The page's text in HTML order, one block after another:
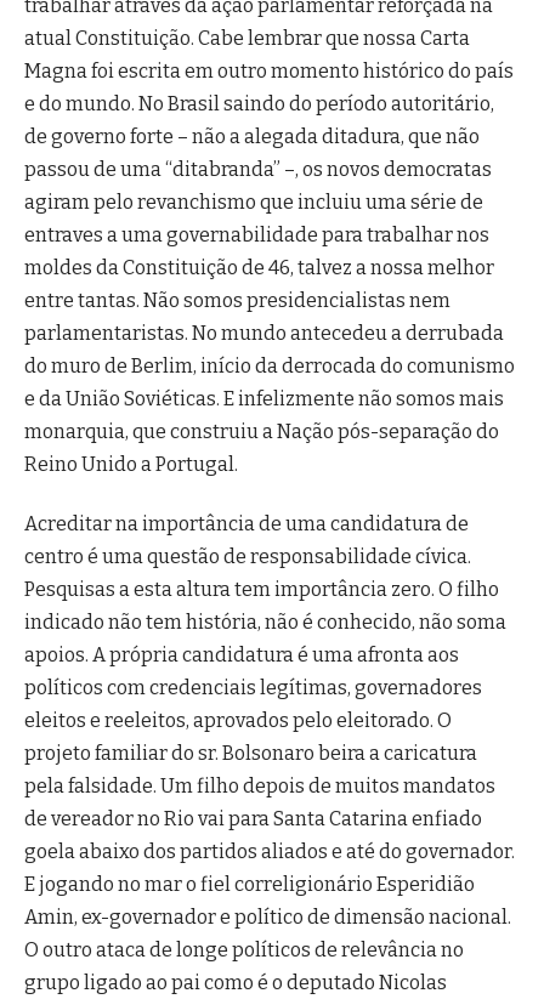
trabalhar através da ação parlamentar reforçada na
atual Constituição. Cabe lembrar que nossa Carta
Magna foi escrita em outro momento histórico do país
e do mundo. No Brasil saindo do período autoritário,
de governo forte – não a alegada ditadura, que não
passou de uma “ditabranda” –, os novos democratas
agiram pelo revanchismo que incluiu uma série de
entraves a uma governabilidade para trabalhar nos
moldes da Constituição de 46, talvez a nossa melhor
entre tantas. Não somos presidencialistas nem
parlamentaristas. No mundo antecedeu a derrubada
do muro de Berlim, início da derrocada do comunismo
e da União Soviéticas. E infelizmente não somos mais
monarquia, que construiu a Nação pós-separação do
Reino Unido a Portugal.
Acreditar na importância de uma candidatura de
centro é uma questão de responsabilidade cívica.
Pesquisas a esta altura tem importância zero. O filho
indicado não tem história, não é conhecido, não soma
apoios. A própria candidatura é uma afronta aos
políticos com credenciais legítimas, governadores
eleitos e reeleitos, aprovados pelo eleitorado. O
projeto familiar do sr. Bolsonaro beira a caricatura
pela falsidade. Um filho depois de muitos mandatos
de vereador no Rio vai para Santa Catarina enfiado
goela abaixo dos partidos aliados e até do governador.
E jogando no mar o fiel correligionário Esperidião
Amin, ex-governador e político de dimensão nacional.
O outro ataca de longe políticos de relevância no
grupo ligado ao pai como é o deputado Nicolas